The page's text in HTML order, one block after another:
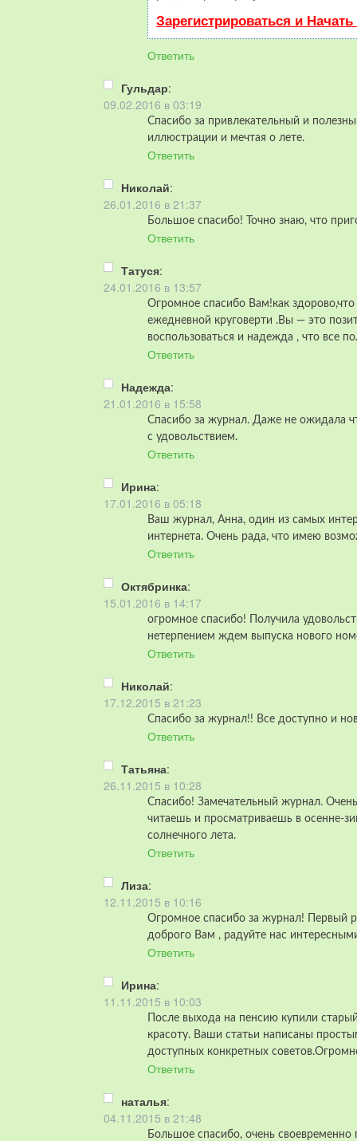
Зарегистрироваться и
Ответить
Гульдар:
09.02.2016 в 03:19
Спасибо за привлекательный и
иллюстрации и мечтая о лете.
Ответить
Николай:
26.01.2016 в 21:37
Большое спасибо! Точно знаю, что
Ответить
Татуся:
24.01.2016 в 13:57
Огромное спасибо Вам!как
ежедневной круговерти .Вы — это
воспользоваться и надежда , что все
Ответить
Надежда:
21.01.2016 в 15:58
Cпасибо за журнал. Даже не ожидала
с удовольствием.
Ответить
Ирина:
17.01.2016 в 05:18
Ваш журнал, Анна, один из самых
интернета. Очень рада, что имею
Ответить
Октябринка:
15.01.2016 в 14:17
огромное спасибо! Получила
нетерпением ждем выпуска нового
Ответить
Николай:
17.12.2015 в 21:23
Спасибо за журнал!! Все доступно и
Ответить
Татьяна:
26.11.2015 в 10:28
Спасибо! Замечательный журнал.
читаешь и просматриваешь в осенне-
солнечного лета.
Ответить
Лиза:
12.11.2015 в 10:16
Огромное спасибо за журнал! Первый
доброго Вам , радуйте нас
Ответить
Ирина:
11.11.2015 в 10:03
После выхода на пенсию купили
красоту. Ваши статьи написаны
доступных конкретных
Ответить
наталья:
04.11.2015 в 21:48
Большое спасибо, очень своевременно